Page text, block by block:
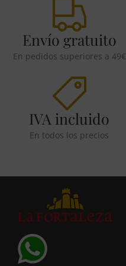
Envío gratuito
En pedidos superiores a 49€
IVA incluido
En todos los precios